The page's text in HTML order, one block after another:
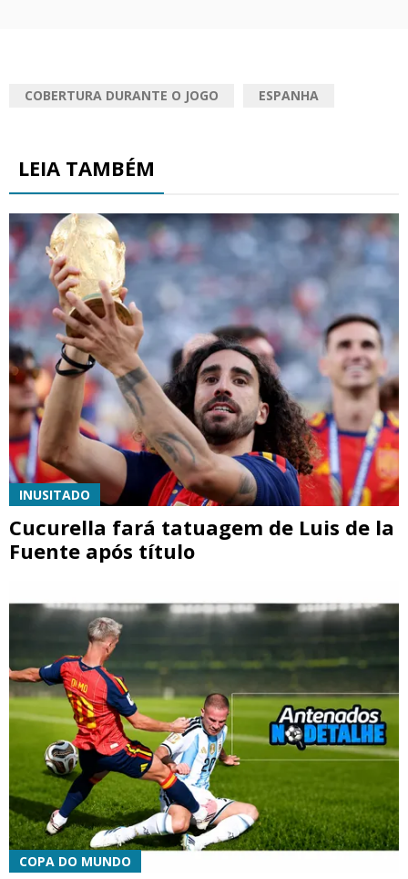
COBERTURA DURANTE O JOGO ESPANHA
LEIA TAMBÉM
INUSITADO
Cucurella fará tatuagem de Luis de la
Fuente após título
COPA DO MUNDO